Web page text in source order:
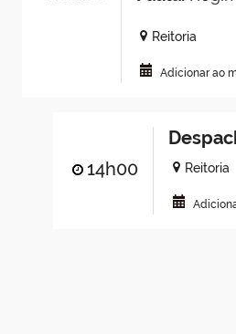
Reitoria
Adicionar ao
14h00 Reitoria